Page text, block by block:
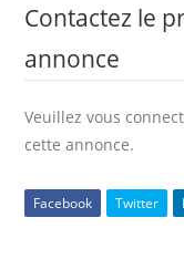
Contactez le
annonce
Veuillez vous
cette annonce.
Facebook Twitter